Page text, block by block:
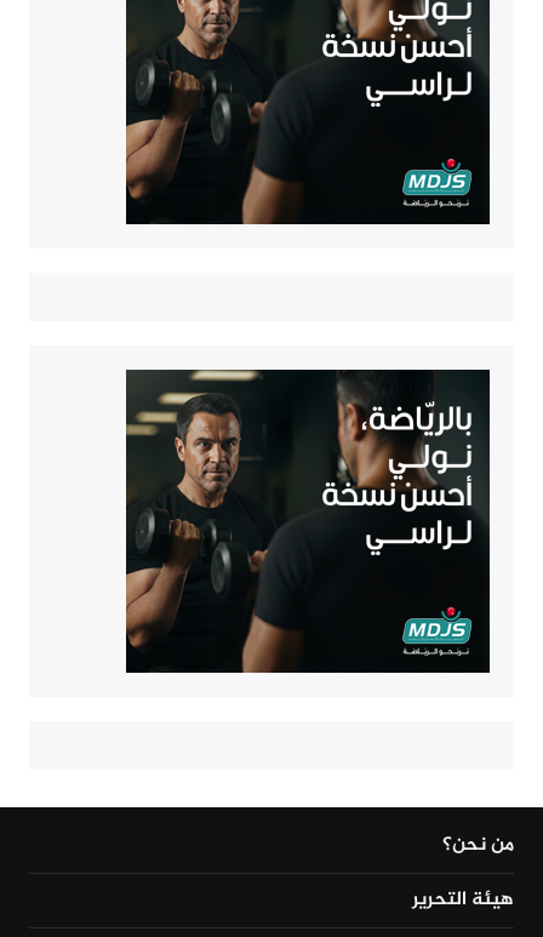
من نحن؟
هيئة التحرير